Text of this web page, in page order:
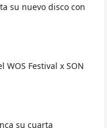
su nuevo disco con
WOS Festival x SON
su cuarta